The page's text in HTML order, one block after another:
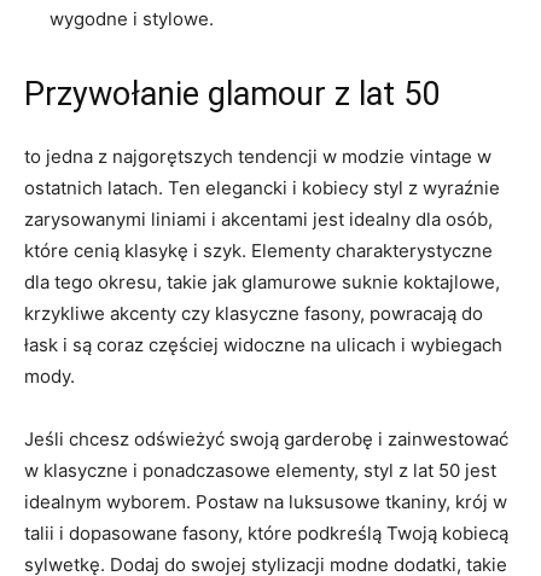
wygodne‍ i stylowe.
Przywołanie glamour ⁣z lat 50
⁣to jedna​ z najgorętszych tendencji w ⁤modzie ⁣vintage w
ostatnich latach.⁤ Ten ⁣elegancki i kobiecy styl⁢ z ⁤wyraźnie‍
zarysowanymi liniami i akcentami jest ⁣idealny dla osób,‌
które⁢ cenią klasykę i szyk. Elementy charakterystyczne
dla ‍tego⁤ okresu, takie⁤ jak⁢ glamurowe suknie ⁢koktajlowe,
⁣krzykliwe akcenty czy klasyczne fasony, powracają do⁤
łask i są coraz częściej widoczne ‌na ulicach i ⁣wybiegach⁤
mody.
Jeśli chcesz odświeżyć swoją garderobę​ i ‌zainwestować
w ‍klasyczne i ponadczasowe ⁣elementy, styl z ⁤lat 50 jest
idealnym wyborem. Postaw na luksusowe ⁤tkaniny, krój ‌w
talii i dopasowane​ fasony, które ⁤podkreślą Twoją kobiecą
‍sylwetkę. Dodaj do swojej stylizacji‍ modne ⁣dodatki,‍ takie